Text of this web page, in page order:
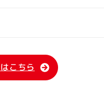
こちら